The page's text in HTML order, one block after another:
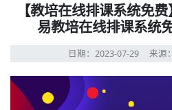
【教培在线排课系统免
易教培在线排课系统
日期：2023-07-29 来源